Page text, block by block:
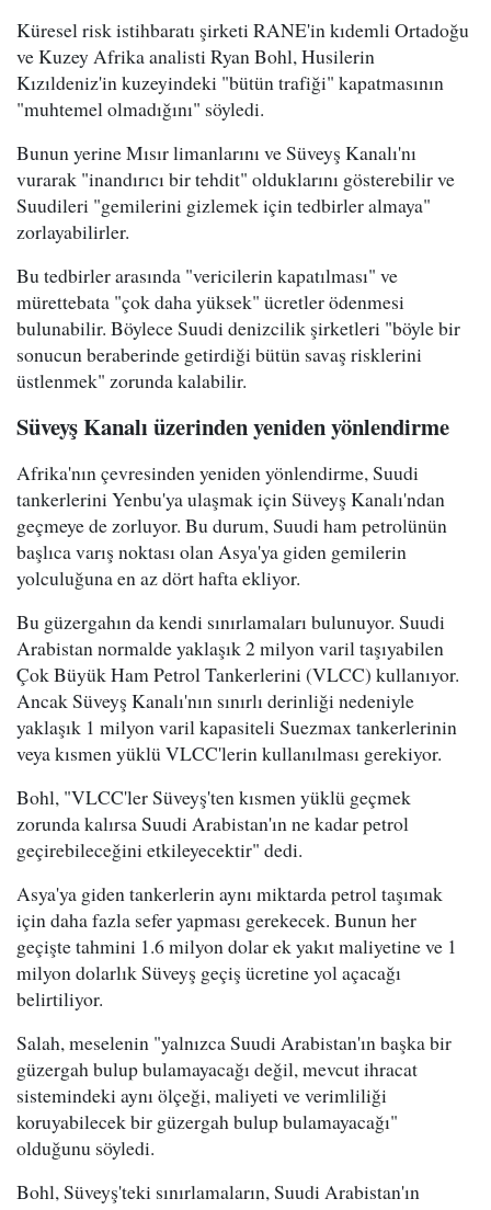
Küresel risk istihbaratı şirketi RANE'in kıdemli Ortadoğu
ve Kuzey Afrika analisti Ryan Bohl, Husilerin
Kızıldeniz'in kuzeyindeki "bütün trafiği" kapatmasının
"muhtemel olmadığını" söyledi.
Bunun yerine Mısır limanlarını ve Süveyş Kanalı'nı
vurarak "inandırıcı bir tehdit" olduklarını gösterebilir ve
Suudileri "gemilerini gizlemek için tedbirler almaya"
zorlayabilirler.
Bu tedbirler arasında "vericilerin kapatılması" ve
mürettebata "çok daha yüksek" ücretler ödenmesi
bulunabilir. Böylece Suudi denizcilik şirketleri "böyle bir
sonucun beraberinde getirdiği bütün savaş risklerini
üstlenmek" zorunda kalabilir.
Süveyş Kanalı üzerinden yeniden yönlendirme
Afrika'nın çevresinden yeniden yönlendirme, Suudi
tankerlerini Yenbu'ya ulaşmak için Süveyş Kanalı'ndan
geçmeye de zorluyor. Bu durum, Suudi ham petrolünün
başlıca varış noktası olan Asya'ya giden gemilerin
yolculuğuna en az dört hafta ekliyor.
Bu güzergahın da kendi sınırlamaları bulunuyor. Suudi
Arabistan normalde yaklaşık 2 milyon varil taşıyabilen
Çok Büyük Ham Petrol Tankerlerini (VLCC) kullanıyor.
Ancak Süveyş Kanalı'nın sınırlı derinliği nedeniyle
yaklaşık 1 milyon varil kapasiteli Suezmax tankerlerinin
veya kısmen yüklü VLCC'lerin kullanılması gerekiyor.
Bohl, "VLCC'ler Süveyş'ten kısmen yüklü geçmek
zorunda kalırsa Suudi Arabistan'ın ne kadar petrol
geçirebileceğini etkileyecektir" dedi.
Asya'ya giden tankerlerin aynı miktarda petrol taşımak
için daha fazla sefer yapması gerekecek. Bunun her
geçişte tahmini 1.6 milyon dolar ek yakıt maliyetine ve 1
milyon dolarlık Süveyş geçiş ücretine yol açacağı
belirtiliyor.
Salah, meselenin "yalnızca Suudi Arabistan'ın başka bir
güzergah bulup bulamayacağı değil, mevcut ihracat
sistemindeki aynı ölçeği, maliyeti ve verimliliği
koruyabilecek bir güzergah bulup bulamayacağı"
olduğunu söyledi.
Bohl, Süveyş'teki sınırlamaların, Suudi Arabistan'ın